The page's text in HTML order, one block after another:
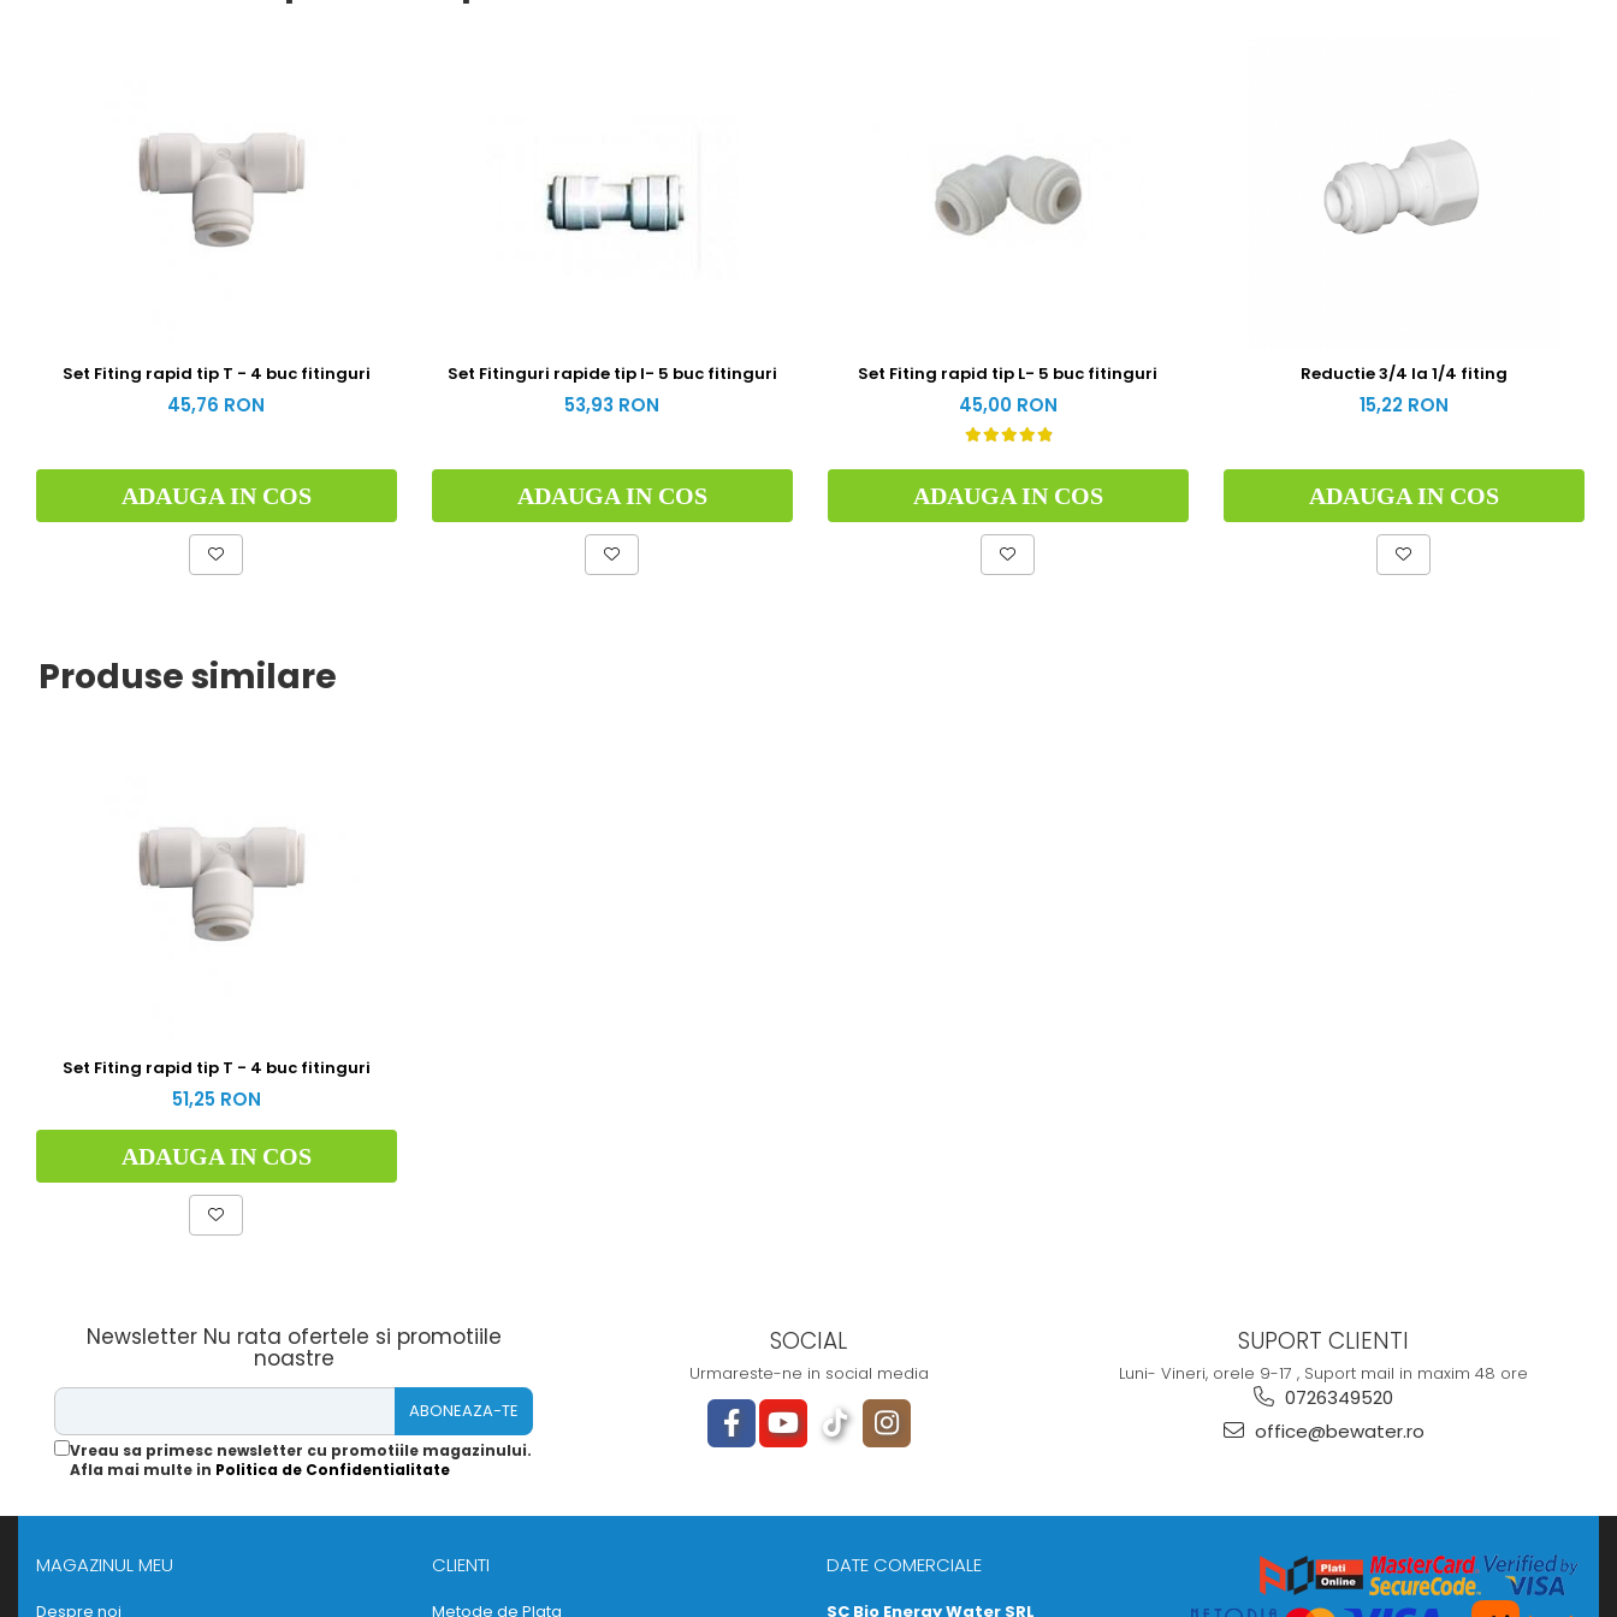
Set Fiting rapid tip T - 4 buc fitinguri
45,76 RON
ADAUGA IN COS
Set Fitinguri rapide tip I- 5 buc fitinguri
53,93 RON
ADAUGA IN COS
Set Fiting rapid tip L- 5 buc fitinguri
45,00 RON
ADAUGA IN COS
Reductie 3/4 la 1/4 fiting
15,22 RON
ADAUGA IN COS
Produse similare
Set Fiting rapid tip T - 4 buc fitinguri
51,25 RON
ADAUGA IN COS
Newsletter Nu rata ofertele si promotiile
noastre
Vreau sa primesc newsletter cu promotiile magazinului.
Afla mai multe in Politica de Confidentialitate
SOCIAL
Urmareste-ne in social media
SUPORT CLIENTI
Luni- Vineri, orele 9-17 , Suport mail in maxim 48 ore
0726349520
office@bewater.ro
MAGAZINUL MEU
Despre noi
CLIENTI
Metode de Plata
DATE COMERCIALE
SC Bio Energy Water SRL